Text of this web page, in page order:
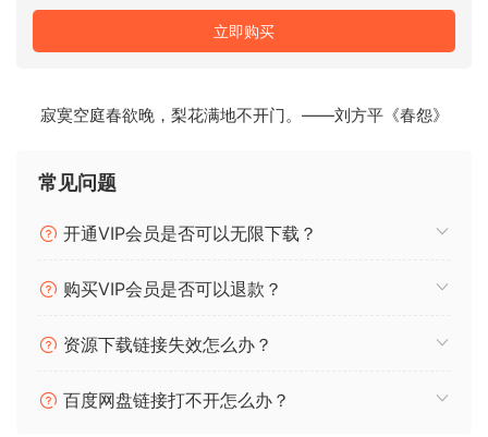
trance, and techno elements to create an unforgettable
sonic journey guided by Artbat.
own. All elements like tempo, structure, melodies and
it’s all set up in a clear Arrangement View for easy editing
🏠 HomePage
立即购买
寂寞空庭春欲晚，梨花满地不开门。——刘方平《春怨》
常见问题
开通VIP会员是否可以无限下载？
购买VIP会员是否可以退款？
资源下载链接失效怎么办？
百度网盘链接打不开怎么办？